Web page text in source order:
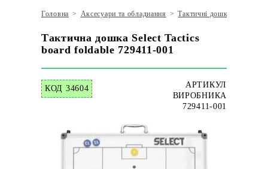
Головна > Аксесуари та обладнання > Тактичні дошки
Тактична дошка Select Tactics
board foldable 729411-001
КОД 34604
АРТИКУЛ
ВИРОБНИКА
729411-001